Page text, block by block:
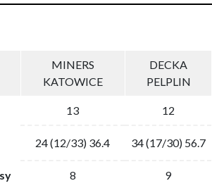
MINERS
KATOWICE
DECKA
PELPLIN
13
12
24 (12/33) 36.4 34 (17/30) 56.7
8
9